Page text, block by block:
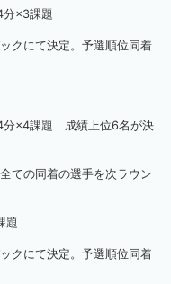
分×3課題
クにて決定。予選順位同着
分×4課題 成績上位6名が決
ての同着の選手を次ラウン
題
クにて決定。予選順位同着